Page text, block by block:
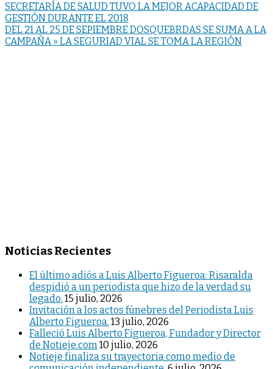
SECRETARÍA DE SALUD TUVO LA MEJOR ACAPACIDAD DE
GESTIÓN DURANTE EL 2018
DEL 21 AL 25 DE SEPIEMBRE DOSQUEBRDAS SE SUMA A LA
CAMPAÑA » LA SEGURIAD VIAL SE TOMA LA REGIÓN
Noticias Recientes
El último adiós a Luis Alberto Figueroa: Risaralda
despidió a un periodista que hizo de la verdad su
legado. 15 julio, 2026
Invitación a los actos fúnebres del Periodista Luis
Alberto Figueroa. 13 julio, 2026
Falleció Luis Alberto Figueroa, Fundador y Director
de Notieje.com 10 julio, 2026
Notieje finaliza su trayectoria como medio de